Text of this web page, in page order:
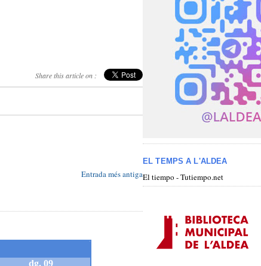
Share this article on :
Entrada més antiga
EL TEMPS A L'ALDEA
El tiempo - Tutiempo.net